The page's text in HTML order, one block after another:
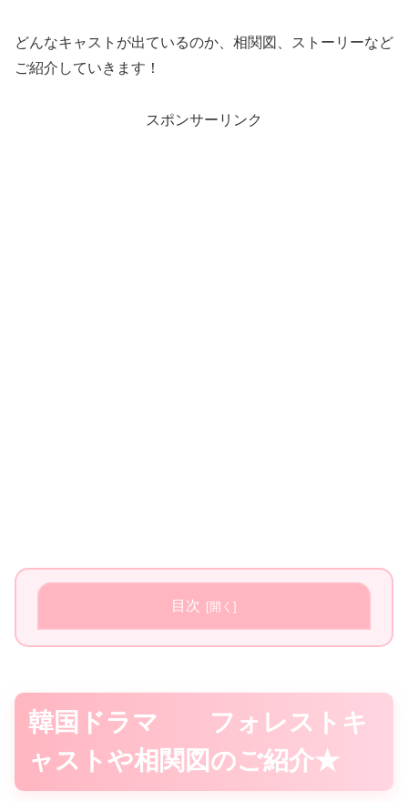
どんなキャストが出ているのか、相関図、ストーリーなど
ご紹介していきます！
スポンサーリンク
目次
韓国ドラマ フォレストキ
ャストや相関図のご紹介★